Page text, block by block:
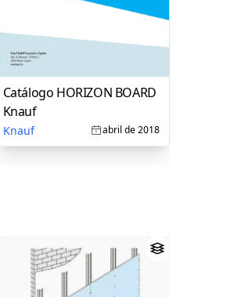
Catálogo HORIZON BOARD
Knauf
Knauf abril de 2018